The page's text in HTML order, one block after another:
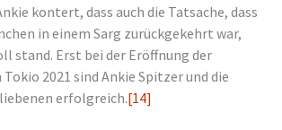
kontert, dass auch die Tatsache, dass
in einem Sarg zurückgekehrt war,
stand. Erst bei der Eröffnung der
2021 sind Ankie Spitzer und die
erfolgreich.[14]